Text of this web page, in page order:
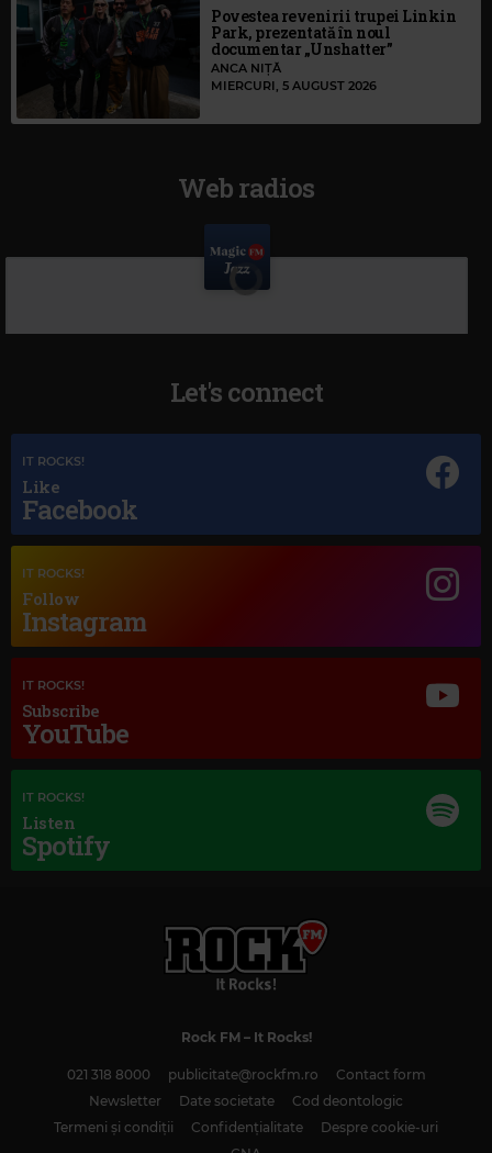
Povestea revenirii trupei Linkin
Park, prezentată în noul
documentar „Unshatter”
ANCA NIȚĂ
MIERCURI, 5 AUGUST 2026
Web radios
Let's connect
IT ROCKS!
Like
Facebook
IT ROCKS!
Follow
Instagram
IT ROCKS!
Subscribe
YouTube
IT ROCKS!
Listen
Spotify
Rock FM– It Rocks!
021 318 8000 publicitate@rockfm.ro
Contact form
Newsletter
Date societate
Cod deontologic
Termeni și condiții
Confidențialitate
Despre cookie-uri